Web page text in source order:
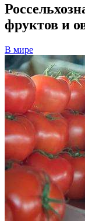
фруктов и
В мире